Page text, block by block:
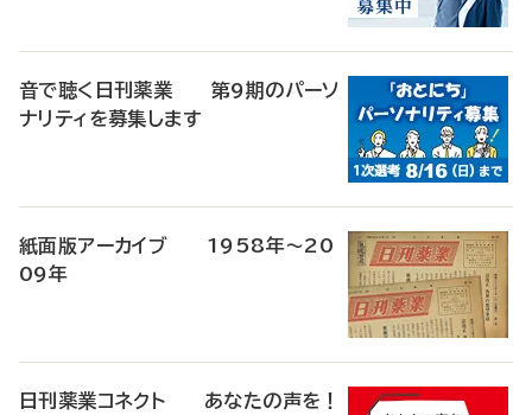
音で聴く日刊薬業 第9期のパーソ
ナリティを募集します
紙面版アーカイブ 1958年～20
09年
日刊薬業コネクト あなたの声を！